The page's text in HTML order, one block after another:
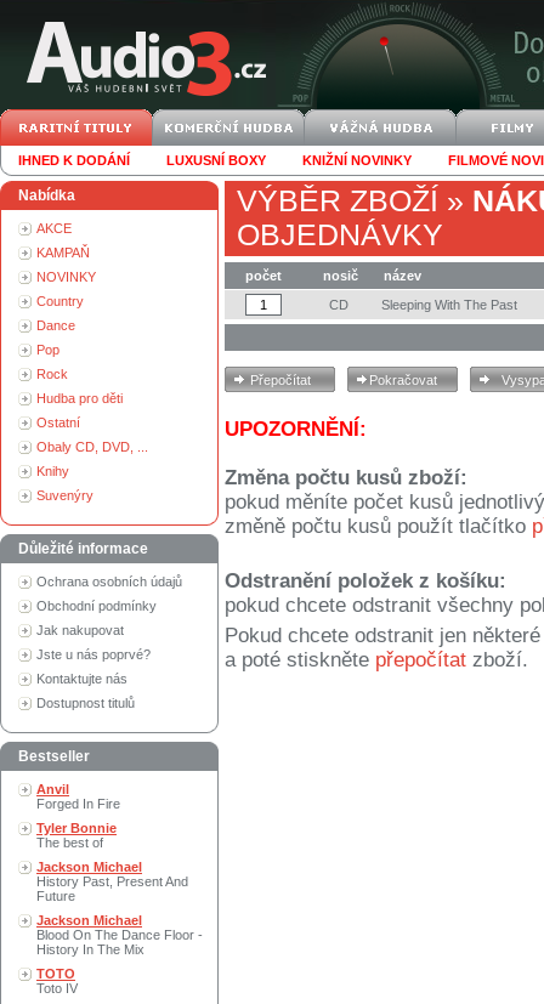
IHNED K DODÁNÍ LUXUSNÍ BOXY KNIŽNÍ NOVINKY FILMOVÉ
Nabídka
AKCE
KAMPAŇ
NOVINKY
Country
Dance
Pop
Rock
Hudba pro děti
Ostatní
Obaly CD, DVD, ...
Knihy
Suvenýry
Důležité informace
Ochrana osobních údajů
Obchodní podmínky
Jak nakupovat
Jste u nás poprvé?
Kontaktujte nás
Dostupnost titulů
Bestseller
Anvil
Forged In Fire
Tyler Bonnie
The best of
Jackson Michael
History Past, Present And
Future
Jackson Michael
Blood On The Dance Floor -
History In The Mix
TOTO
Toto IV
VÝBĚR ZBOŽÍ »
OBJEDNÁVKY
počet nosič
název
CD
Sleeping With The Past
UPOZORNĚNÍ:
Změna počtu kusů zboží:
pokud měníte počet kusů
změně počtu kusů použít tlačítko
Odstranění položek z košíku:
pokud chcete odstranit všechny
Pokud chcete odstranit jen
a poté stiskněte přepočítat zboží.